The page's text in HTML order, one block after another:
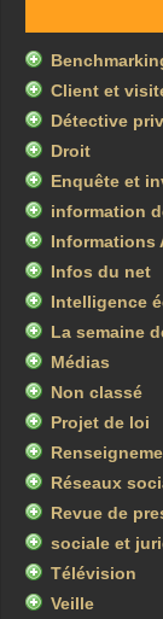
Client et
Détective
Droit
Enquête et
information
Informations
Infos du net
Intelligence
La semaine
Médias
Non classé
Projet de loi
Réseaux
Revue de
sociale et
Télévision
Veille